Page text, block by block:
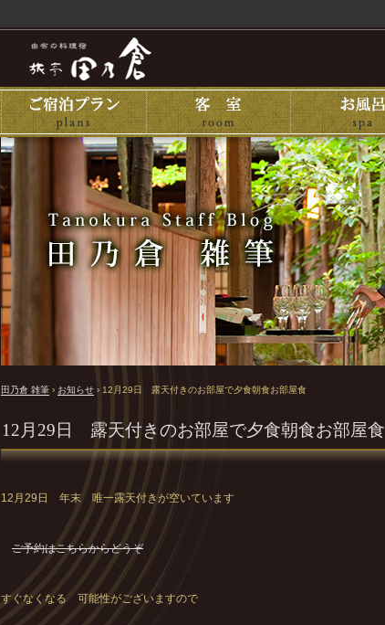
田乃倉 雑筆 › お知らせ › 12月29日 露天付きのお部屋で夕食朝食お部屋食
12月29日 露天付きのお部屋で夕食朝食お部屋食
12月29日 年末 唯一露天付きが空いています
ご予約はこちらからどうぞ
すぐなくなる 可能性がございますので